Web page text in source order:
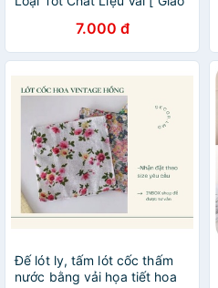
7.000 đ
Đế lót ly, tấm lót cốc thấm
nước bằng vải họa tiết hoa